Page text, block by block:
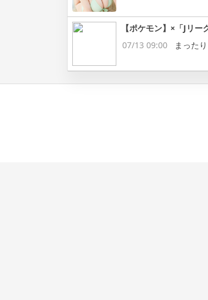
【ポケモン】×「Jリ
07/13 09:00
まった